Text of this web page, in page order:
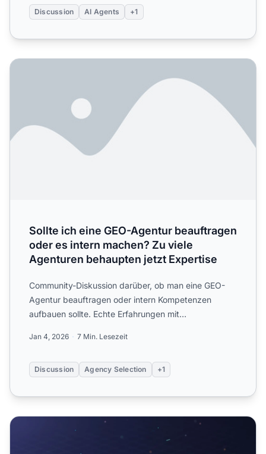
Discussion AI Agents +1
Sollte ich eine GEO-Agentur beauftragen oder es intern
Sollte ich eine GEO-Agentur beauftragen
oder es intern machen? Zu viele
Agenturen behaupten jetzt Expertise
Community-Diskussion darüber, ob man eine GEO-
Agentur beauftragen oder intern Kompetenzen
aufbauen sollte. Echte Erfahrungen mit
Jan 4, 2026 7 Min. Lesezeit
Discussion Agency Selection +1
Wie KI-Agenten den Online-Einkauf transformieren